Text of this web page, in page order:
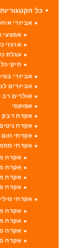
כל הקטגוריות
אביזרי
אמצעי
ארגזי
עגלת
תיקי
אביזרי
אביזרים
אולרים רב
אפוקסי
אקדח דבק
אקדח ניטים
אקדחי חום
אקדחי
אקדח
אקדח
אקדח
אקדח
אקדחי
אקדח
אקדח
אקדח
אקדח